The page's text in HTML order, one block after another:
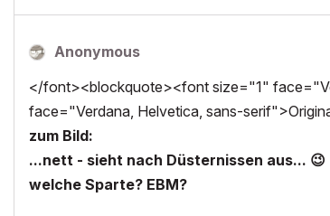
Anonymous
</font><blockquote><font size="1"
face="Verdana, Helvetica, sans-
zum Bild:
...nett - sieht nach Düsternissen aus... 😉
welche Sparte? EBM?